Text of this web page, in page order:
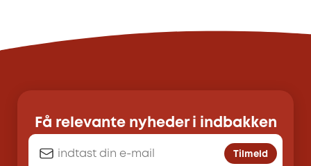
Få relevante nyheder i indbakken
Tilmeld